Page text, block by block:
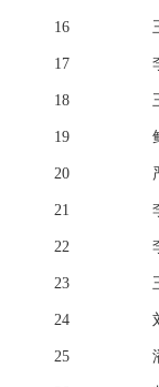
16
17
18
19
20
21
22
23
24
25